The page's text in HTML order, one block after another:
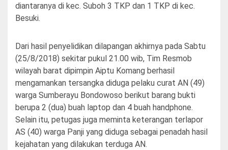
diantaranya di kec. Suboh 3 TKP dan 1 TKP di kec.
Besuki.
Dari hasil penyelidikan dilapangan akhirnya pada Sabtu
(25/8/2018) sekitar pukul 21.00 wib, Tim Resmob
wilayah barat dipimpin Aiptu Komang berhasil
mengamankan tersangka diduga pelaku curat AN (49)
warga Sumberayu Bondowoso berikut barang bukti
berupa 2 (dua) buah laptop dan 4 buah handphone.
Selain itu, petugas juga meminta keterangan terlapor
AS (40) warga Panji yang diduga sebagai penadah hasil
kejahatan yang dilakukan terduga AN.